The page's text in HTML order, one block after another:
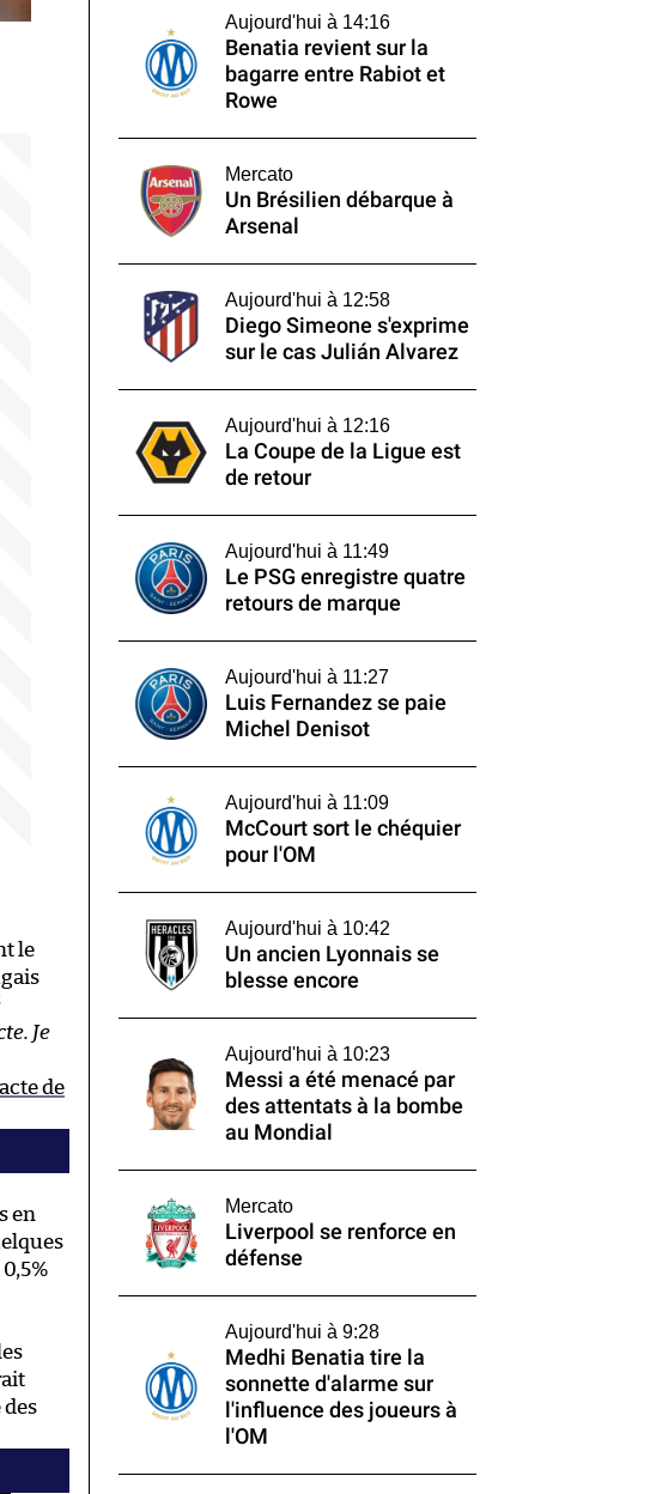
le
Je
de
en
Aujourd'hui à 14:16
Benatia revient sur la
bagarre entre Rabiot et
Rowe
Mercato
Un Brésilien débarque à
Arsenal
Aujourd'hui à 12:58
Diego Simeone s'exprime
sur le cas Julián Alvarez
Aujourd'hui à 12:16
La Coupe de la Ligue est
de retour
Aujourd'hui à 11:49
Le PSG enregistre quatre
retours de marque
Aujourd'hui à 11:27
Luis Fernandez se paie
Michel Denisot
Aujourd'hui à 11:09
McCourt sort le chéquier
pour l'OM
Aujourd'hui à 10:42
Un ancien Lyonnais se
blesse encore
Aujourd'hui à 10:23
Messi a été menacé par
des attentats à la bombe
au Mondial
Mercato
Liverpool se renforce en
défense
Aujourd'hui à 9:28
Medhi Benatia tire la
sonnette d'alarme sur
l'influence des joueurs à
l'OM